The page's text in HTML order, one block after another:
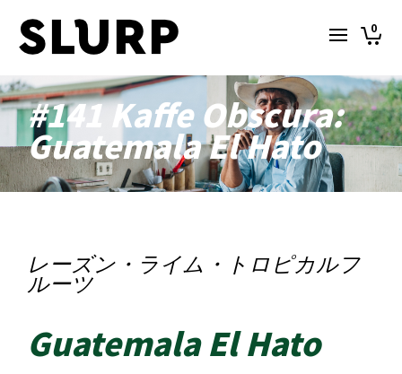
0
#141 Kaffe Obscura:
Guatemala El Hato
レーズン・ライム・トロピカルフ
ルーツ
Guatemala El Hato